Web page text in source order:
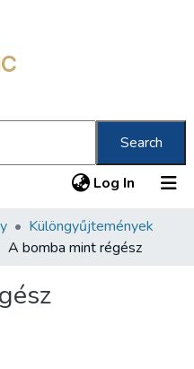
Search
Log In (current)
Különgyűjtemények
A bomba mint régész